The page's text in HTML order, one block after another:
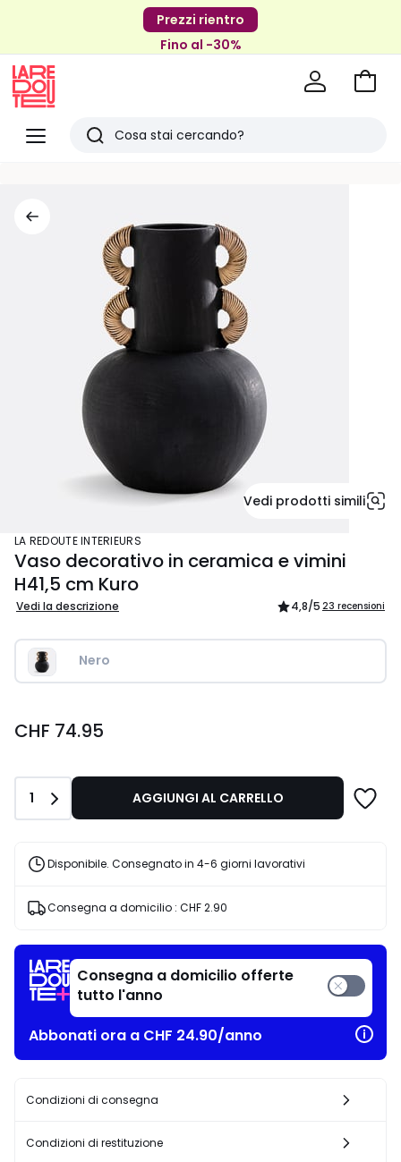
Prezzi rientro
Fino al -30%
Menu
Redoute
Ricerca
Vai
Vedi prodotti simili
LA REDOUTE INTERIEURS
Vaso decorativo in ceramica e vimini
H41,5 cm Kuro
Vedi la descrizione 4,8/5 23 recensioni
Nero
74.95.
CHF 74.95
Quantità
1 AGGIUNGI AL CARRELLO
Disponibile. Consegnato in 4-6 giorni lavorativi
Consegna a domicilio : CHF 2.90
Consegna a domicilio offerte
tutto l'anno
Abbonati ora a CHF 24.90/anno
Condizioni di consegna
Condizioni di restituzione